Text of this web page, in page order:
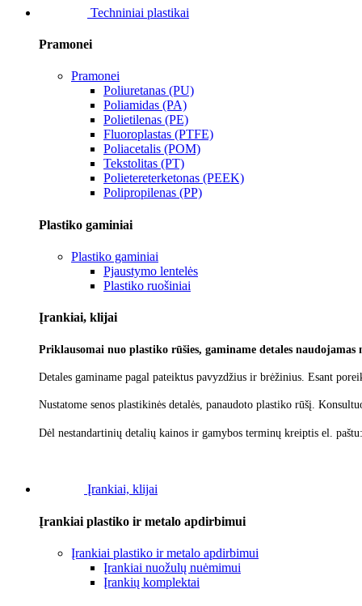
Techniniai plastikai
Pramonei
Pramonei
Poliuretanas (PU)
Poliamidas (PA)
Polietilenas (PE)
Fluoroplastas (PTFE)
Poliacetalis (POM)
Tekstolitas (PT)
Polietereterketonas (PEEK)
Polipropilenas (PP)
Plastiko gaminiai
Plastiko gaminiai
Pjaustymo lentelės
Plastiko ruošiniai
Įrankiai, klijai
Priklausomai nuo plastiko rūšies, gaminame detales
Detales gaminame pagal pateiktus pavyzdžius ir brėžinius. Esant
Nustatome senos plastikinės detalės, panaudoto plastiko rūšį.
Dėl nestandartinių detalių kainos ir gamybos terminų kreiptis el. paštu:
Įrankiai, klijai
Įrankiai plastiko ir metalo apdirbimui
Įrankiai plastiko ir metalo apdirbimui
Įrankiai nuožulų nuėmimui
Įrankių komplektai